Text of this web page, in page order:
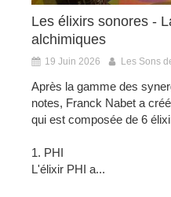
Les élixirs sonores -
alchimiques
19 Juin 2026 Les Sons
Après la gamme des
notes, Franck Nabet a
qui est composée de 6
1. PHI
L'élixir PHI a...